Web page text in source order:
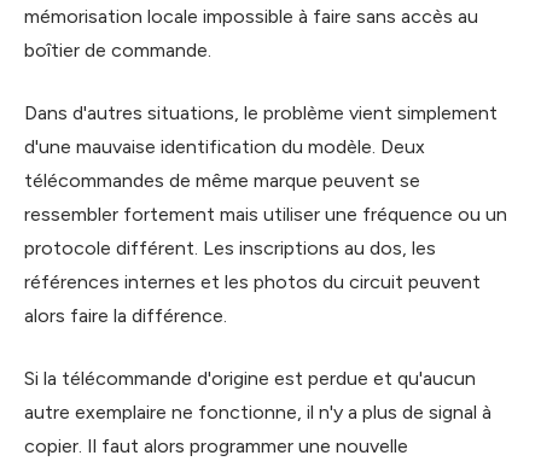
mémorisation locale impossible à faire sans accès au
boîtier de commande.
Dans d'autres situations, le problème vient simplement
d'une mauvaise identification du modèle. Deux
télécommandes de même marque peuvent se
ressembler fortement mais utiliser une fréquence ou un
protocole différent. Les inscriptions au dos, les
références internes et les photos du circuit peuvent
alors faire la différence.
Si la télécommande d'origine est perdue et qu'aucun
autre exemplaire ne fonctionne, il n'y a plus de signal à
copier. Il faut alors programmer une nouvelle